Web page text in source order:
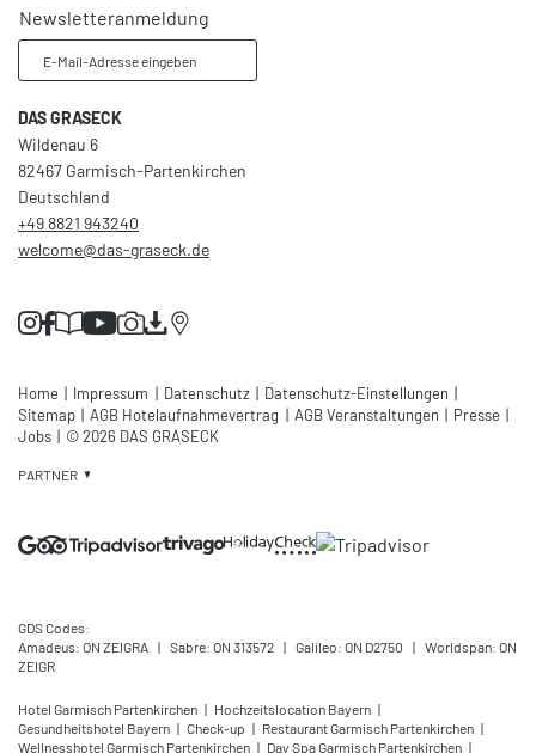
E-Mail-Adresse eingeben
Newsletteranmeldung
DAS GRASECK
Wildenau 6
82467 Garmisch-Partenkirchen
Deutschland
+49 8821 943240
welcome@das-graseck.de
Home | Impressum | Datenschutz | Datenschutz-Einstellungen |
Sitemap | AGB Hotelaufnahmevertrag | AGB Veranstaltungen | Presse |
Jobs | © 2026 DAS GRASECK
PARTNER
GDS Codes:
Amadeus: ON ZEIGRA | Sabre: ON 313572 | Galileo: ON D2750 | Worldspan: ON
ZEIGR
Hotel Garmisch Partenkirchen | Hochzeitslocation Bayern |
Gesundheitshotel Bayern | Check-up | Restaurant Garmisch Partenkirchen |
Wellnesshotel Garmisch Partenkirchen | Day Spa Garmisch Partenkirchen |